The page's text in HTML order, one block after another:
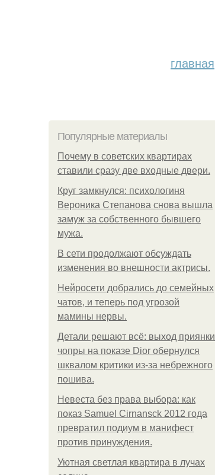
главная
Популярные материалы
Почему в советских квартирах
ставили сразу две входные двери.
Круг замкнулся: психологиня
Вероника Степанова снова вышла
замуж за собственного бывшего
мужа.
В сети продолжают обсуждать
изменения во внешности актрисы.
Нейросети добрались до семейных
чатов, и теперь под угрозой
мамины нервы.
Детали решают всё: выход приянки
чопры на показе Dior обернулся
шквалом критики из-за небрежного
пошива.
Невеста без права выбора: как
показ Samuel Cirnansck 2012 года
превратил подиум в манифест
против принуждения.
Уютная светлая квартира в лучах